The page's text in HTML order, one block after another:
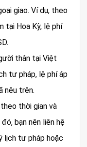
giao. Ví dụ, theo
tại Hoa Kỳ, lệ phí
thân tại Việt
tư pháp, lệ phí áp
nêu trên.​
thời gian và
bạn nên liên hệ
lịch tư pháp hoặc